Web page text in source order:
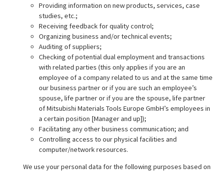
Providing information on new products, services, case
studies, etc.;
Receiving feedback for quality control;
Organizing business and/or technical events;
Auditing of suppliers;
Checking of potential dual employment and transactions
with related parties (this only applies if you are an
employee of a company related to us and at the same time
our business partner or if you are such an employee’s
spouse, life partner or if you are the spouse, life partner
of Mitsubishi Materials Tools Europe GmbH’s employees in
a certain position [Manager and up]);
Facilitating any other business communication; and
Controlling access to our physical facilities and
computer/network resources.
We use your personal data for the following purposes based on